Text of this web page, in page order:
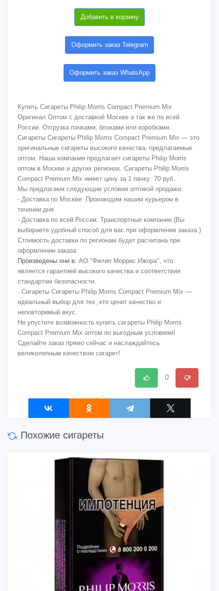
Добавить в корзину
Оформить заказ Telegram
Оформить заказ WhatsApp
Купить Сигареты Philip Morris Compact Premium Mix
Оригинал Оптом с доставкой Москве а так же по всей
России. Отгрузка пачками, блоками или коробками.
Сигареты Сигареты Philip Morris Compact Premium Mix — это
оригинальные сигареты высокого качества, предлагаемые
оптом. Наша компания предлагает сигареты Philip Morris
оптом в Москве и других регионах. Сигареты Philip Morris
Compact Premium Mix имеет цену за 1 пачку: 70 руб..
Мы предлагаем следующие условия оптовой продажи:
- Доставка по Москве: Производим нашим курьером в
течении дня
- Доставка по всей России: Транспортные компании (Вы
выбираете удобный способ для вас при оформлении заказа.)
Стоимость доставки по регионам будет расчитана при
оформлении заказа
Произведены они в: АО "Филип Моррис Ижора", что
является гарантией высокого качества и соответствия
стандартам безопасности.
. Сигареты Сигареты Philip Morris Compact Premium Mix —
идеальный выбор для тех, кто ценит качество и
неповторимый вкус.
Не упустите возможность купить сигареты Philip Morris
Compact Premium Mix оптом по выгодным условиям!
Сделайте заказ прямо сейчас и наслаждайтесь
великолепным качеством сигарет!
0
Похожие сигареты